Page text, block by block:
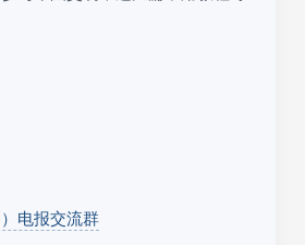
电报交流群